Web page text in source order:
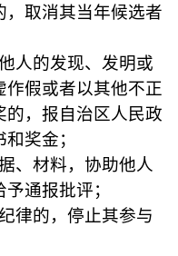
，取消其当年候选者
人的发现、发明或
作假或者以其他不正
的，报自治区人民政
奖金；
、材料，协助他人
通报批评；
律的，停止其参与